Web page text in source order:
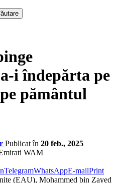
i îndepărta pe
pământul
Publicat în 20 feb., 2025
WAM
TelegramWhatsAppE-mailPrint
(EAU), Mohammed bin Zayed